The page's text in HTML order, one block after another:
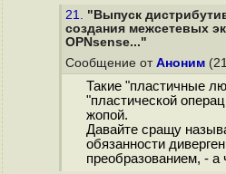
21. "Выпуск
создания межсетевых
OPNsense..."
Сообщение от Аноним
Такие "пластичные
"пластической
жопой.
Давайте сращу
обязанности
преобразованием, - а